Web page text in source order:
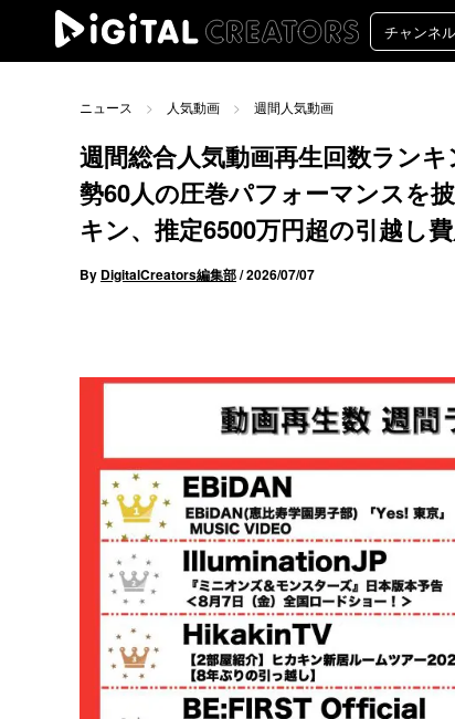
ニュース 人気動画 週間人気動画
週間総合人気動画再生回数ラン
勢60人の圧巻パフォーマンスを
キン、推定6500万円超の引越し
By DigitalCreators編集部/2026/07/07